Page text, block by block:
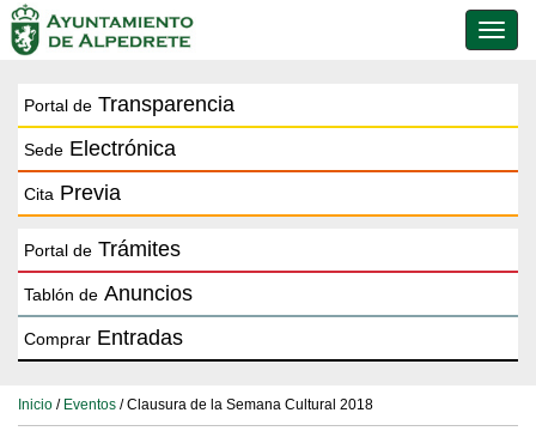
de
Portal de Transparencia
Sede Electrónica
Cita Previa
Portal de Trámites
Tablón de Anuncios
Comprar Entradas
Inicio / Eventos / Clausura de la Semana Cultural 2018